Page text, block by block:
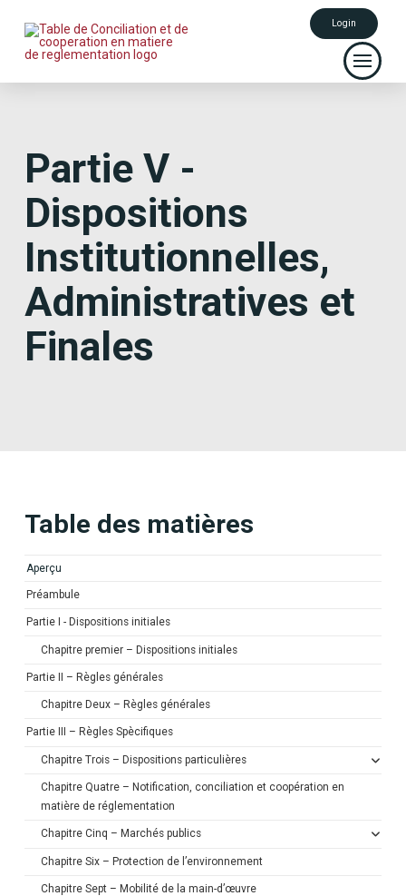
Login
Partie V -
Dispositions
Institutionnelles,
Administratives et
Finales
Table des matières
Aperçu
Préambule
Partie I - Dispositions initiales
Chapitre premier – Dispositions initiales
Partie II – Règles générales
Chapitre Deux – Règles générales
Partie III – Règles Spècifiques
Chapitre Trois – Dispositions particulières
Chapitre Quatre – Notification, conciliation et coopération en
matière de réglementation
Chapitre Cinq – Marchés publics
Chapitre Six – Protection de l’environnement
Chapitre Sept – Mobilité de la main-d’œuvre